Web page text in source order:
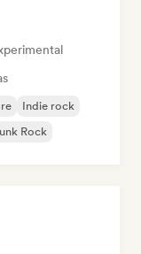
Indie rock
Rock